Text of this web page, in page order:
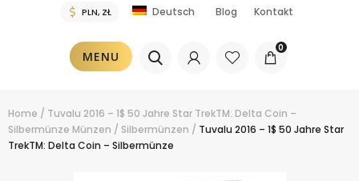
Deutsch Blog Kontakt
MENU
0
Home / Tuvalu 2016 – 1$ 50 Jahre Star TrekTM: Delta Coin –
Silbermünze Münzen / Silbermünzen / Tuvalu 2016 – 1$ 50 Jahre Star
TrekTM: Delta Coin – Silbermünze